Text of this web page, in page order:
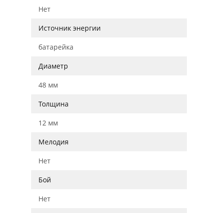
Нет
Источник энергии
батарейка
Диаметр
48 мм
Толщина
12 мм
Мелодия
Нет
Бой
Нет